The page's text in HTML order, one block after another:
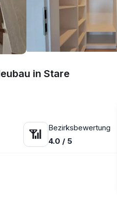
in Stare
📶
Bezirksbewertung
4.0 / 5